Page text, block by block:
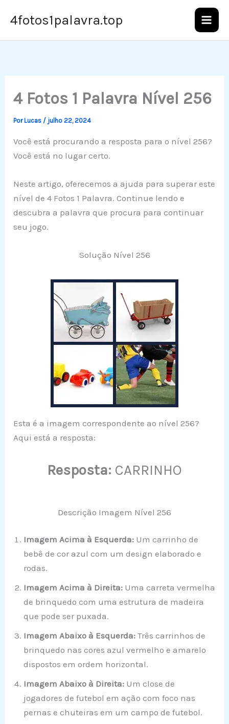
para4fotos1palavra.top
4 Fotos 1 Palavra Nível 256
PorLucas / julho 22, 2024
Você está procurando a resposta para o nível 256?
Você está no lugar certo.
Neste artigo, oferecemos a ajuda para superar este
nível de 4 Fotos 1 Palavra. Continue lendo e
descubra a palavra que procura para continuar
seu jogo.
Solução Nível 256
Esta é a imagem correspondente ao nível 256?
Aqui está a resposta:
Resposta: CARRINHO
Descrição Imagem Nível 256
Imagem Acima à Esquerda: Um carrinho de
bebê de cor azul com um design elaborado e
rodas.
Imagem Acima à Direita: Uma carreta vermelha
de brinquedo com uma estrutura de madeira
que pode ser puxada.
Imagem Abaixo à Esquerda: Três carrinhos de
brinquedo nas cores azul vermelho e amarelo
dispostos em ordem horizontal.
Imagem Abaixo à Direita: Um close de
jogadores de futebol em ação com foco nas
pernas e chuteiras em um campo de futebol.